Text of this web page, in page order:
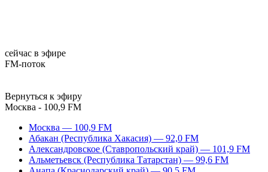
сейчас в эфире
FM-поток
Вернуться к эфиру
Москва - 100,9 FM
Москва — 100,9 FM
Абакан (Республика Хакасия) — 92,0 FM
Александровское (Ставропольский край) — 101,9 FM
Альметьевск (Республика Татарстан) — 99,6 FM